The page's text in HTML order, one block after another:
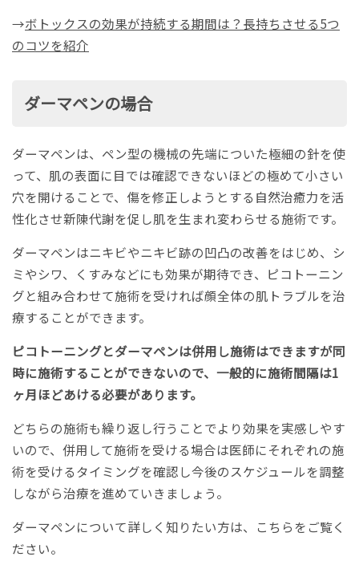
→ボトックスの効果が持続する期間は？長持ちさせる5つ
のコツを紹介
ダーマペンの場合
ダーマペンは、ペン型の機械の先端についた極細の針を使
って、肌の表面に目では確認できないほどの極めて小さい
穴を開けることで、傷を修正しようとする自然治癒力を活
性化させ新陳代謝を促し肌を生まれ変わらせる施術です。
ダーマペンはニキビやニキビ跡の凹凸の改善をはじめ、シ
ミやシワ、くすみなどにも効果が期待でき、ピコトーニン
グと組み合わせて施術を受ければ顔全体の肌トラブルを治
療することができます。
ピコトーニングとダーマペンは併用し施術はできますが同
時に施術することができないので、一般的に施術間隔は1
ヶ月ほどあける必要があります。
どちらの施術も繰り返し行うことでより効果を実感しやす
いので、併用して施術を受ける場合は医師にそれぞれの施
術を受けるタイミングを確認し今後のスケジュールを調整
しながら治療を進めていきましょう。
ダーマペンについて詳しく知りたい方は、こちらをご覧く
ださい。